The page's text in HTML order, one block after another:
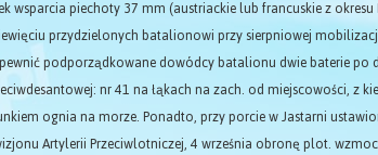
wsparcia piechoty 37 mm (austriackie lub francuskie z
przydzielonych batalionowi przy sierpniowej
podporządkowane dowódcy batalionu dwie baterie
nr 41 na łąkach na zach. od miejscowości, z
ognia na morze. Ponadto, przy porcie w Jastarni
Artylerii Przeciwlotniczej, 4 września obronę plot.